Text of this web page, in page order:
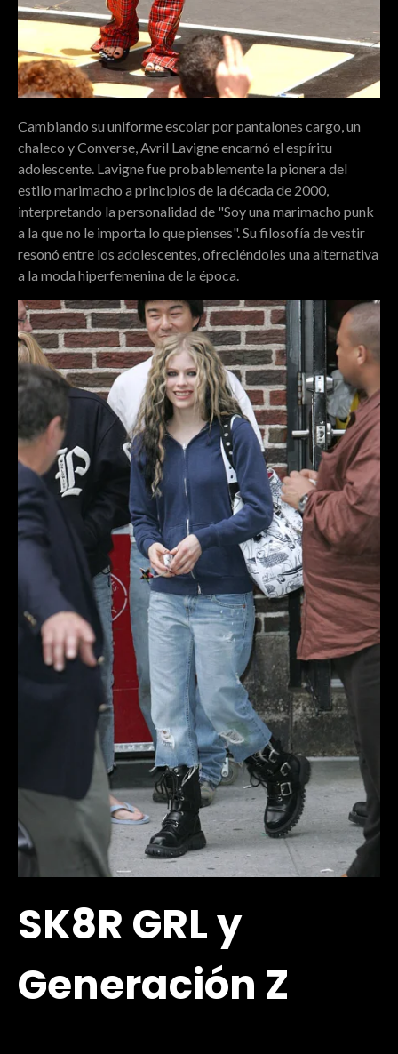
Cambiando su uniforme escolar por pantalones cargo, un
chaleco y Converse, Avril Lavigne encarnó el espíritu
adolescente. Lavigne fue probablemente la pionera del
estilo marimacho a principios de la década de 2000,
interpretando la personalidad de "Soy una marimacho punk
a la que no le importa lo que pienses". Su filosofía de vestir
resonó entre los adolescentes, ofreciéndoles una alternativa
a la moda hiperfemenina de la época.
SK8R GRL y
Generación Z